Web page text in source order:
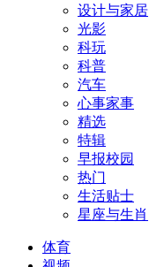
设计与家居
光影
科玩
科普
汽车
心事家事
精选
特辑
早报校园
热门
生活贴士
星座与生肖
体育